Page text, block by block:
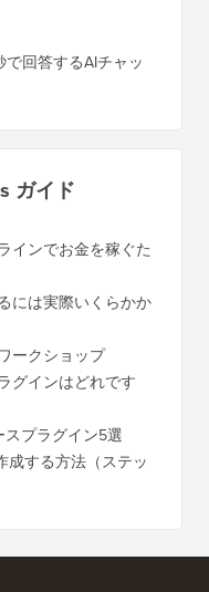
回答するAIチャッ
ガイド
インでお金を稼ぐた
は実際いくらかか
クショップ
インはどれです
スプラグイン5選